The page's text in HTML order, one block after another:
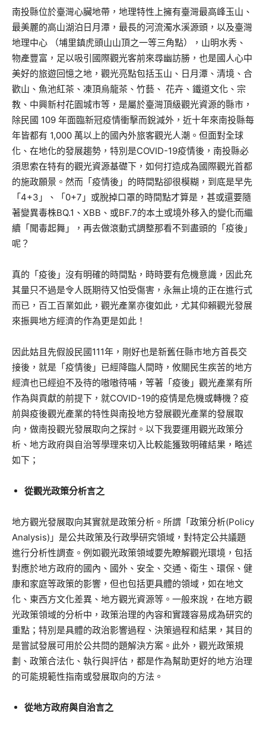
南投縣位於臺灣心臟地帶，地理特性上擁有臺灣最高峰玉山、
最美麗的高山湖泊日月潭，最長的河流濁水溪源頭，以及臺灣
地理中心 （埔里鎮虎頭山山頂之一等三角點），山明水秀、
物產豐富，足以吸引國際觀光客前來尋幽訪勝，也是國人心中
美好的旅遊回憶之地，觀光亮點包括玉山、日月潭、清境、合
歡山、魚池紅茶、凍頂烏龍茶、竹藝、 花卉、鐵道文化、宗
教、中興新村花園城市等，是屬於臺灣頂級觀光資源的縣市，
除民國 109 年面臨新冠疫情衝擊而銳減外，近十年來南投縣每
年皆都有 1,000 萬以上的國內外旅客觀光人潮。但面對全球
化、在地化的發展趨勢，特別是COVID-19疫情後，南投縣必
須思索在特有的觀光資源基礎下，如何打造成為國際觀光首都
的施政願景。然而「疫情後」的時間點卻很模糊，到底是早先
「4+3」、「0+7」或脫掉口罩的時間點才算是，甚或還要隨
著變異毒株BQ.1、XBB、或BF.7的本土或境外移入的變化而繼
續「聞毒起舞」，再去做滾動式調整那看不到盡頭的「疫後」
呢？
真的「疫後」沒有明確的時間點，時時要有危機意識，因此充
其量只不過是令人既期待又怕受傷害，永無止境的正在進行式
而已，百工百業如此，觀光產業亦復如此，尤其仰賴觀光發展
來振興地方經濟的作為更是如此！
因此姑且先假設民國111年，剛好也是新舊任縣市地方首長交
接後，就是「疫情後」已經降臨人間時，攸關民生疾苦的地方
經濟也已經迫不及待的嗷嗷待哺，等著「疫後」觀光產業有所
作為與貢獻的前提下，就COVID-19的疫情是危機或轉機？疫
前與疫後觀光產業的特性與南投地方發展觀光產業的發展取
向，做南投觀光發展取向之探討。以下我要運用觀光政策分
析、地方政府與自治等學理來切入比較能獲致明確結果，略述
如下；
從觀光政策分析言之
地方觀光發展取向其實就是政策分析。所謂「政策分析(Policy
Analysis)」是公共政策及行政學研究領域，對特定公共議題
進行分析性調查。例如觀光政策領域要先瞭解觀光環境，包括
對應於地方政府的國內、國外、安全、交通、衛生、環保、健
康和家庭等政策的影響，但也包括更具體的領域，如在地文
化、東西方文化差異、地方觀光資源等。一般來說，在地方觀
光政策領域的分析中，政策治理的內容和實踐容易成為研究的
重點；特別是具體的政治影響過程、決策過程和結果，其目的
是嘗試發展可用於公共問的題解決方案。此外，觀光政策規
劃、政策合法化、執行與評估，都是作為幫助更好的地方治理
的可能規範性指南或發展取向的方法。
從地方政府與自治言之